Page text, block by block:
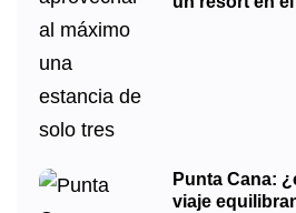
Punta Cana:
viaje